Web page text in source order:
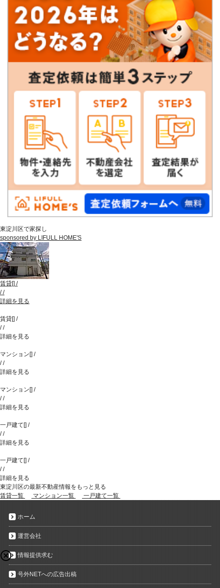
東淀川区で家探し
sponsored by LIFULL HOME'S
賃貸[] /
//
詳細を見る
賃貸[] /
//
詳細を見る
マンション [] /
//
詳細を見る
マンション [] /
//
詳細を見る
一戸建て [] /
//
詳細を見る
一戸建て [] /
//
詳細を見る
東淀川区の最新不動産情報をもっと見る
賃貸一覧
マンション一覧 一戸建て一覧
ホーム
運営会社
情報提供求む
号外NETへの広告出稿